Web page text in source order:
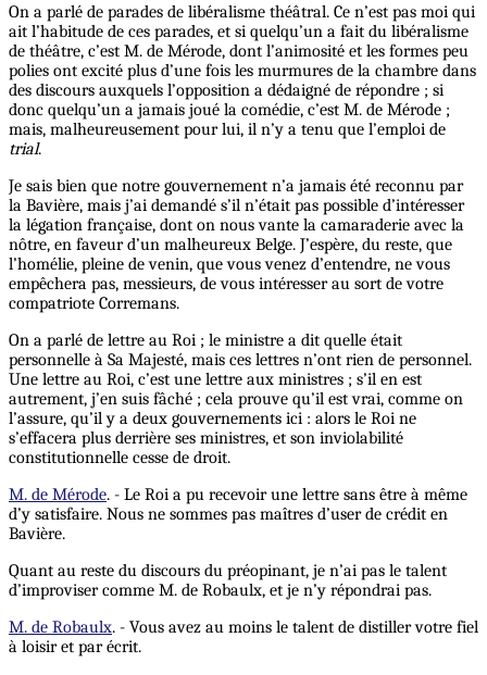
On a parlé de parades de libéralisme théâtral. Ce n’est pas moi qui
ait l’habitude de ces parades, et si quelqu’un a fait du libéralisme
de théâtre, c’est M. de Mérode, dont l’animosité et les formes peu
polies ont excité plus d’une fois les murmures de la chambre dans
des discours auxquels l’opposition a dédaigné de répondre ; si
donc quelqu’un a jamais joué la comédie, c’est M. de Mérode ;
mais, malheureusement pour lui, il n’y a tenu que l’emploi de
trial.
Je sais bien que notre gouvernement n’a jamais été reconnu par
la Bavière, mais j’ai demandé s’il n’était pas possible d’intéresser
la légation française, dont on nous vante la camaraderie avec la
nôtre, en faveur d’un malheureux Belge. J’espère, du reste, que
l’homélie, pleine de venin, que vous venez d’entendre, ne vous
empêchera pas, messieurs, de vous intéresser au sort de votre
compatriote Corremans.
On a parlé de lettre au Roi ; le ministre a dit quelle était
personnelle à Sa Majesté, mais ces lettres n’ont rien de personnel.
Une lettre au Roi, c’est une lettre aux ministres ; s’il en est
autrement, j’en suis fâché ; cela prouve qu’il est vrai, comme on
l’assure, qu’il y a deux gouvernements ici : alors le Roi ne
s’effacera plus derrière ses ministres, et son inviolabilité
constitutionnelle cesse de droit.
M. de Mérode. - Le Roi a pu recevoir une lettre sans être à même
d’y satisfaire. Nous ne sommes pas maîtres d’user de crédit en
Bavière.
Quant au reste du discours du préopinant, je n’ai pas le talent
d’improviser comme M. de Robaulx, et je n’y répondrai pas.
M. de Robaulx. - Vous avez au moins le talent de distiller votre fiel
à loisir et par écrit.